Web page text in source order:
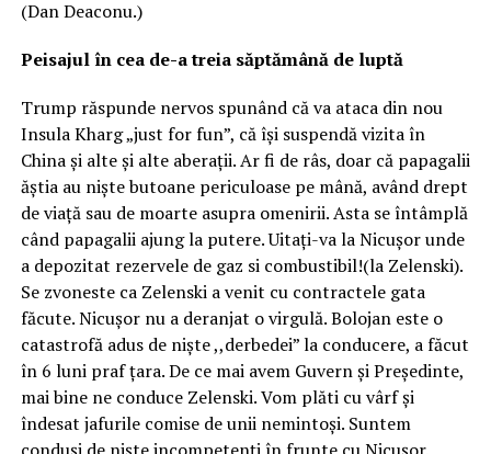
(Dan Deaconu.)
Peisajul în cea de-a treia săptămână de luptă
Trump răspunde nervos spunând că va ataca din nou
Insula Kharg „just for fun”, că își suspendă vizita în
China și alte și alte aberații. Ar fi de râs, doar că papagalii
ăștia au niște butoane periculoase pe mână, având drept
de viață sau de moarte asupra omenirii. Asta se întâmplă
când papagalii ajung la putere. Uitați-va la Nicușor unde
a depozitat rezervele de gaz si combustibil!(la Zelenski).
Se zvoneste ca Zelenski a venit cu contractele gata
făcute. Nicușor nu a deranjat o virgulă. Bolojan este o
catastrofă adus de niște ,,derbedei” la conducere, a făcut
în 6 luni praf țara. De ce mai avem Guvern și Președinte,
mai bine ne conduce Zelenski. Vom plăti cu vârf și
îndesat jafurile comise de unii nemintoși. Suntem